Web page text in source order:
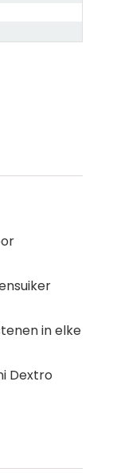
in elke
Dextro